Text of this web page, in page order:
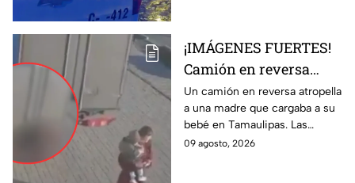
¡IMÁGENES FUERTES!
Camión en reversa
ATR0PELLA a madre
que cargaba a su BEBÉ
y les pasa por encima;
así ocurrió
Un camión en reversa atropella
a una madre que cargaba a su
bebé en Tamaulipas. Las
fuertes imágenes captadas por
09 agosto, 2026